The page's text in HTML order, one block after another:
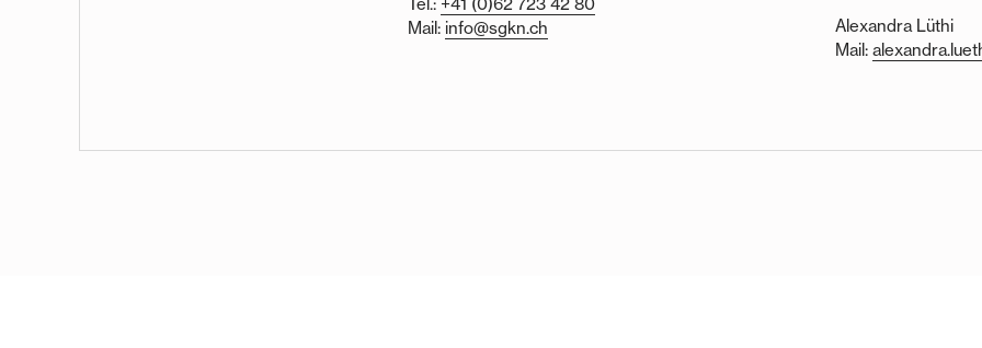
Mail: info@sgkn.ch
Alexandra Lüthi
Mail: